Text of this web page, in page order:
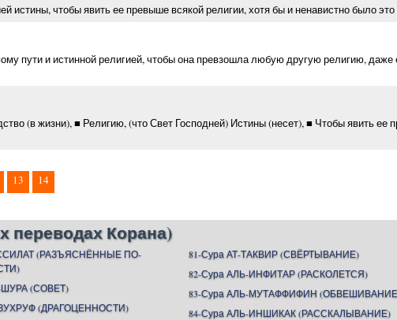
истины, чтобы явить ее превыше всякой религии, хотя бы и ненавистно было
пути и истинной религией, чтобы она превзошла любую другую религию, даже
(в жизни), ■ Религию, (что Свет Господней) Истины (несет), ■ Чтобы явить ее
13 14
переводах Корана)
(РАЗЪЯСНЁННЫЕ ПО-
ШУРА (СОВЕТ)
ЗУХРУФ (ДРАГОЦЕННОСТИ)
81-Сура АТ-ТАКВИР (СВЁРТЫВАНИЕ)
82-Сура АЛЬ-ИНФИТАР (РАСКОЛЕТСЯ)
83-Сура АЛЬ-МУТАФФИФИН
84-Сура АЛЬ-ИНШИКАК (РАССКАЛЫВАНИЕ)